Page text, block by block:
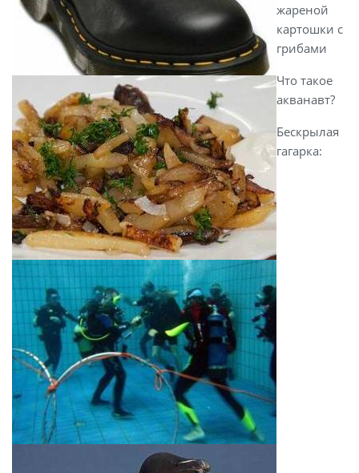
жареной
картошки с
грибами
Что такое
акванавт?
Бескрылая
гагарка: